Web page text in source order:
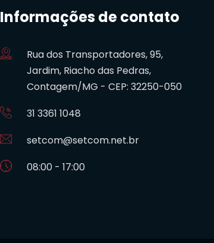
Informações de contato
Rua dos Transportadores, 95,
Jardim, Riacho das Pedras,
Contagem/MG - CEP: 32250-050
31 3361 1048
setcom@setcom.net.br
08:00 - 17:00